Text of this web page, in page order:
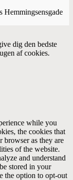
dig den bedste
af cookies.
while you
the cookies that
browser as they are
of the website.
and understand
stored in your
the option to opt-out